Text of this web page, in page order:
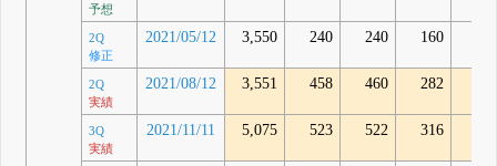
予想
2Q
修正
2021/05/12 3,550 240 240 160
2Q
実績
2021/08/12 3,551 458 460 282
3Q
実績
2021/11/11 5,075 523 522 316